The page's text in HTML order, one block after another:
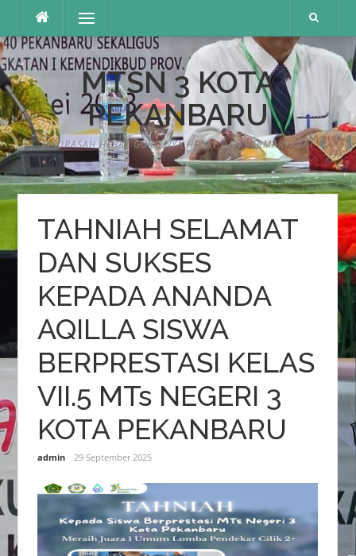
konten
Menu
MTSN 3 KOTA
PEKANBARU
MADRASAH HEBAT GURU NYA HEBAT DAN BERMARTABAT
TAHNIAH SELAMAT
DAN SUKSES
KEPADA ANANDA
AQILLA SISWA
BERPRESTASI KELAS
VII.5 MTs NEGERI 3
KOTA PEKANBARU
admin 29 September 2025